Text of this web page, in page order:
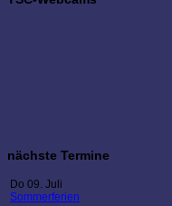
nächste Termine
Do 09. Juli
Sommerferien